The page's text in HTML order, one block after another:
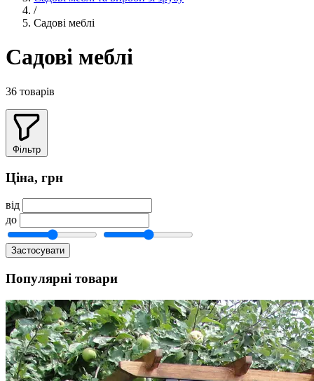
/
Садові меблі
Садові меблі
36 товарів
Фільтр
Ціна, грн
від
до
Застосувати
Популярні товари